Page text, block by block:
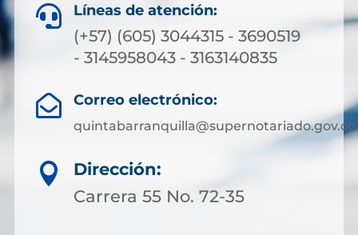
 Líneas de atención:
(+57) (605) 3044315 - 3690519
- 3145958043 - 3163140835
 Correo electrónico:
quintabarranquilla@supernotariado.gov.co

Dirección:
Carrera 55 No. 72-35